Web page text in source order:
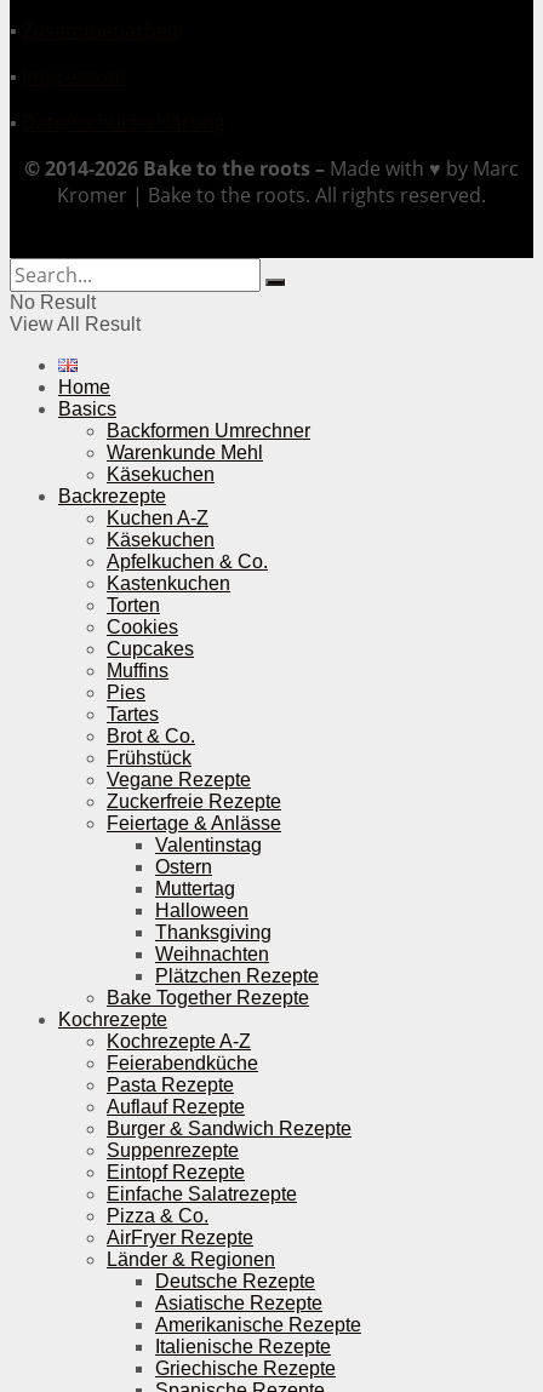
▪
▪
▪
© 2014-2026 Bake to the roots – Made with ♥ by Marc
Kromer | Bake to the roots. All rights reserved.
No Result
View All Result
Home
Basics
Backformen Umrechner
Warenkunde Mehl
Käsekuchen
Backrezepte
Kuchen A-Z
Käsekuchen
Apfelkuchen & Co.
Kastenkuchen
Torten
Cookies
Cupcakes
Muffins
Pies
Tartes
Brot & Co.
Frühstück
Vegane Rezepte
Zuckerfreie Rezepte
Feiertage & Anlässe
Valentinstag
Ostern
Muttertag
Halloween
Thanksgiving
Weihnachten
Plätzchen Rezepte
Bake Together Rezepte
Kochrezepte
Kochrezepte A-Z
Feierabendküche
Pasta Rezepte
Auflauf Rezepte
Burger & Sandwich Rezepte
Suppenrezepte
Eintopf Rezepte
Einfache Salatrezepte
Pizza & Co.
AirFryer Rezepte
Länder & Regionen
Deutsche Rezepte
Asiatische Rezepte
Amerikanische Rezepte
Italienische Rezepte
Griechische Rezepte